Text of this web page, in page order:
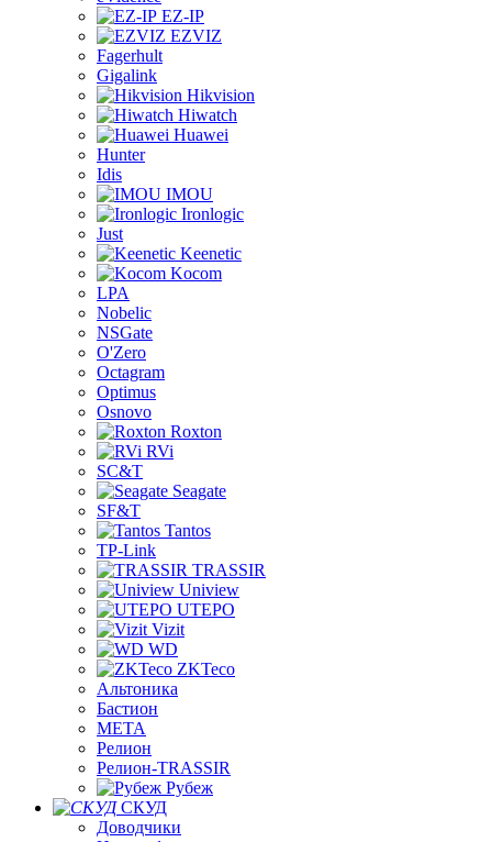
EZ-IP
EZVIZ
Fagerhult
Gigalink
Hikvision
Hiwatch
Huawei
Hunter
Idis
IMOU
Ironlogic
Just
Keenetic
Kocom
LPA
Nobelic
NSGate
O'Zero
Octagram
Optimus
Osnovo
Roxton
RVi
SC&T
Seagate
SF&T
Tantos
TP-Link
TRASSIR
Uniview
UTEPO
Vizit
WD
ZKTeco
Альтоника
Бастион
МЕТА
Релион
Релион-TRASSIR
Рубеж
СКУД
Доводчики